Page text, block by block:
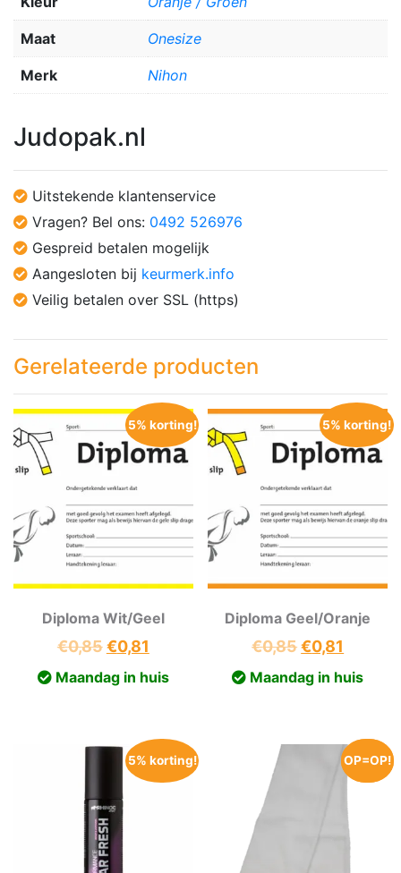
Maat Onesize
Merk Nihon
Judopak.nl
Uitstekende klantenservice
Vragen? Bel ons: 0492 526976
Gespreid betalen mogelijk
Aangesloten bij keurmerk.info
Veilig betalen over SSL (https)
Gerelateerde producten
5% korting!
Diploma Wit/Geel
€0,85Oorspronkelijke
prijs
€0,81
prijs
Maandag in huis
5% korting!
Diploma Geel/Oranje
€0,85
prijs
€0,81
prijs
Maandag in huis
5% korting! OP=OP!
OP=OP!